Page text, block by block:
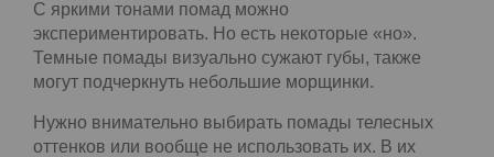
они будут скатываться.
Не стоит прорисовывать стрелки! Четкие линии
лишь подчеркнут нависающее веко и визуально
опустят уголки глаз.
Тон помады